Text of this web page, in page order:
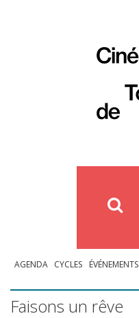
AGENDA CYCLES ÉVÉNEMENTS
Faisons un rêve